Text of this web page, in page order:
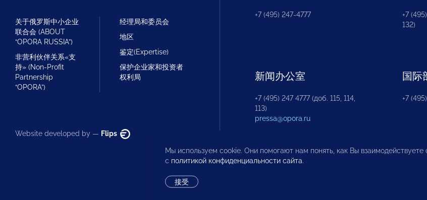
关于俄罗斯中小企业
联合会 (ABOUT
“OPORA RUSSIA”)
非营利伙伴关系«支
持» (Non-Profit
Partnership
“OPORA”)
经理局和委员会
地区
鉴定(Expertise)
保护企业家和投资者
权利局
Website developed by — Flips
+7 (495) 247-4777
+7
132)
新闻办公室
+7 (495) 247 4777 (доб. 115, 114,
113)
pressa@opora.ru
国际
+7
Мы используем cookie. Они помогают нам понять, как Вы взаимодействуете
с политикой конфиденциальности сайта.
接受